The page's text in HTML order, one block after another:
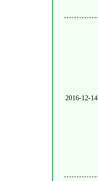
2016-12-14